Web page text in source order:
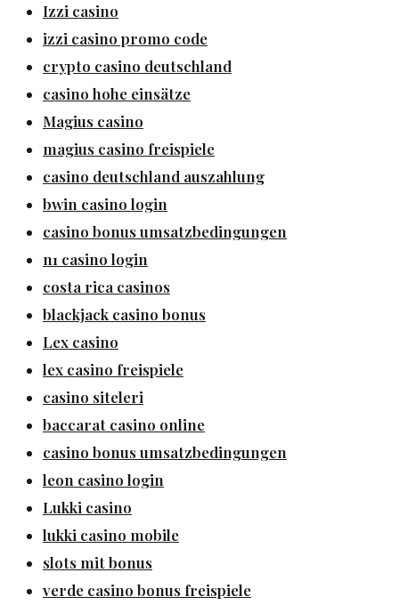
Izzi casino
izzi casino promo code
crypto casino deutschland
casino hohe einsätze
Magius casino
magius casino freispiele
casino deutschland auszahlung
bwin casino login
casino bonus umsatzbedingungen
n1 casino login
costa rica casinos
blackjack casino bonus
Lex casino
lex casino freispiele
casino siteleri
baccarat casino online
casino bonus umsatzbedingungen
leon casino login
Lukki casino
lukki casino mobile
slots mit bonus
verde casino bonus freispiele